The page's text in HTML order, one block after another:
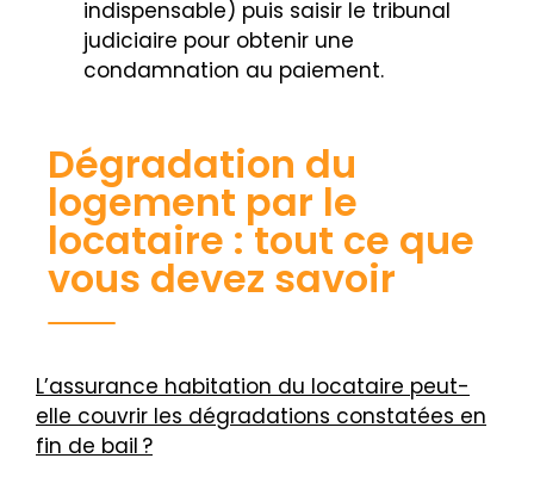
indispensable) puis saisir le tribunal
judiciaire pour obtenir une
condamnation au paiement.
Dégradation du
logement par le
locataire : tout ce que
vous devez savoir
L’assurance habitation du locataire peut-
elle couvrir les dégradations constatées en
fin de bail ?